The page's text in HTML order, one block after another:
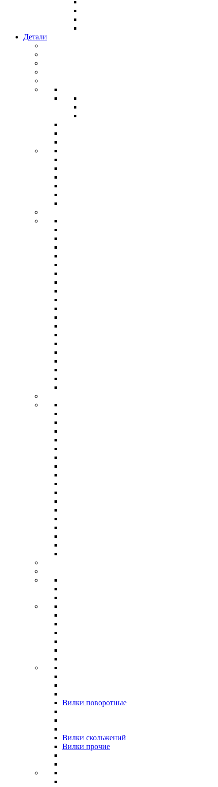
Детали
Вилки поворотные
Вилки скольжений
Вилки прочие